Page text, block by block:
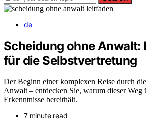
de
Scheidung ohne Anwalt:
für die Selbstvertretung
Der Beginn einer komplexen Reise durch
Anwalt – entdecken Sie, warum dieser Weg
Erkenntnisse bereithält.
7 minute read